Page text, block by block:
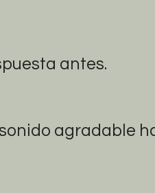
antes.
agradable